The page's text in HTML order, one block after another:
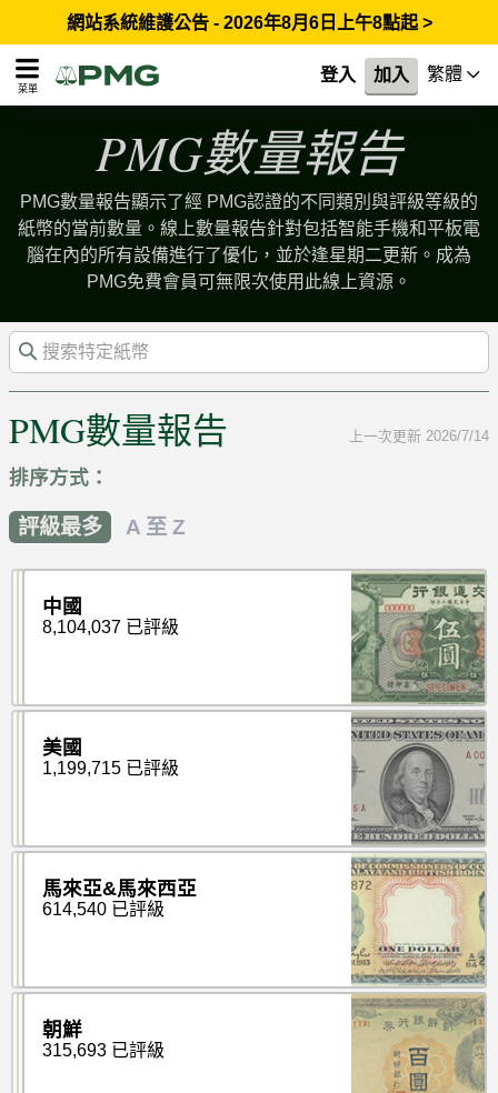
網站系統維護公告 - 2026年8月6日上午8點起 >
菜單
登入 加入 繁體
PMG數量報告
PMG數量報告顯示了經 PMG認證的不同類別與評級等級的
紙幣的當前數量。線上數量報告針對包括智能手機和平板電
腦在內的所有設備進行了優化，並於逢星期二更新。成為
PMG免費會員可無限次使用此線上資源。
上一次更新 2026/7/14
PMG數量報告
排序方式：
評級最多 A 至 Z
中國
8,104,037 已評級
美國
1,199,715 已評級
馬來亞&馬來西亞
614,540 已評級
朝鮮
315,693 已評級